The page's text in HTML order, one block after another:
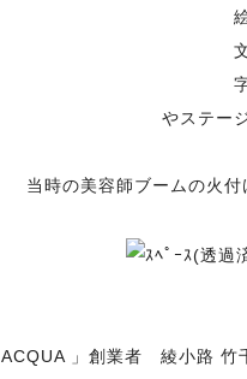
やステー
当時の美容師ブームの火付
ACQUA 」創業者 綾小路 竹